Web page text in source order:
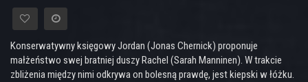
Konserwatywny księgowy Jordan (Jonas Chernick) proponuje
małżeństwo swej bratniej duszy Rachel (Sarah Manninen). W trakcie
zbliżenia między nimi odkrywa on bolesną prawdę, jest kiepski w łóżku.